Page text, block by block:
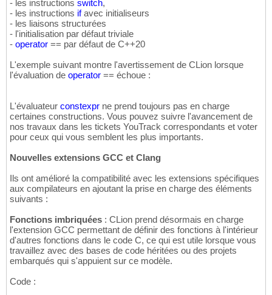
- les instructions switch,
- les instructions ifavec initialiseurs
- les liaisons structurées
- l'initialisation par défaut triviale
- operator == par défaut de C++20
L'exemple suivant montre l'avertissement de CLion lorsque
l'évaluation de operator == échoue :
L'évaluateur constexpr ne prend toujours pas en charge
certaines constructions. Vous pouvez suivre l'avancement de
nos travaux dans les tickets YouTrack correspondants et voter
pour ceux qui vous semblent les plus importants.
Nouvelles extensions GCC et Clang
Ils ont amélioré la compatibilité avec les extensions spécifiques
aux compilateurs en ajoutant la prise en charge des éléments
suivants :
Fonctions imbriquées : CLion prend désormais en charge
l'extension GCC permettant de définir des fonctions à l'intérieur
d'autres fonctions dans le code C, ce qui est utile lorsque vous
travaillez avec des bases de code héritées ou des projets
embarqués qui s'appuient sur ce modèle.
Code :